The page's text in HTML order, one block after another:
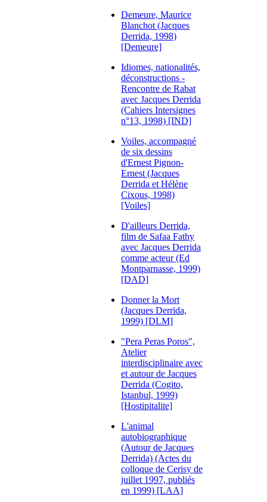
Demeure, Maurice
Blanchot (Jacques
Derrida, 1998)
[Demeure]
Idiomes, nationalités,
déconstructions -
Rencontre de Rabat
avec Jacques Derrida
(Cahiers Intersignes
n°13, 1998) [IND]
Voiles, accompagné
de six dessins
d'Ernest Pignon-
Ernest (Jacques
Derrida et Hélène
Cixous, 1998)
[Voiles]
D'ailleurs Derrida,
film de Safaa Fathy
avec Jacques Derrida
comme acteur (Ed
Montparnasse, 1999)
[DAD]
Donner la Mort
(Jacques Derrida,
1999) [DLM]
"Pera Peras Poros",
Atelier
interdisciplinaire avec
et autour de Jacques
Derrida (Cogito,
Istanbul, 1999)
[Hostipitalite]
L'animal
autobiographique
(Autour de Jacques
Derrida) (Actes du
colloque de Cerisy de
juillet 1997, publiés
en 1999) [LAA]